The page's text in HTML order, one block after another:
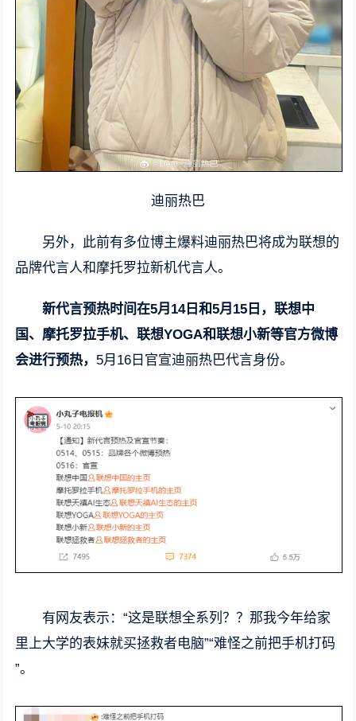
迪丽热巴
另外，此前有多位博主爆料迪丽热巴将成为联想的
品牌代言人和摩托罗拉新机代言人。
新代言预热时间在5月14日和5月15日，联想中
国、摩托罗拉手机、联想YOGA和联想小新等官方微博
会进行预热， 5月16日官宣迪丽热巴代言身份。
有网友表示：“这是联想全系列？？那我今年给家
里上大学的表妹就买拯救者电脑”“难怪之前把手机打码
”。